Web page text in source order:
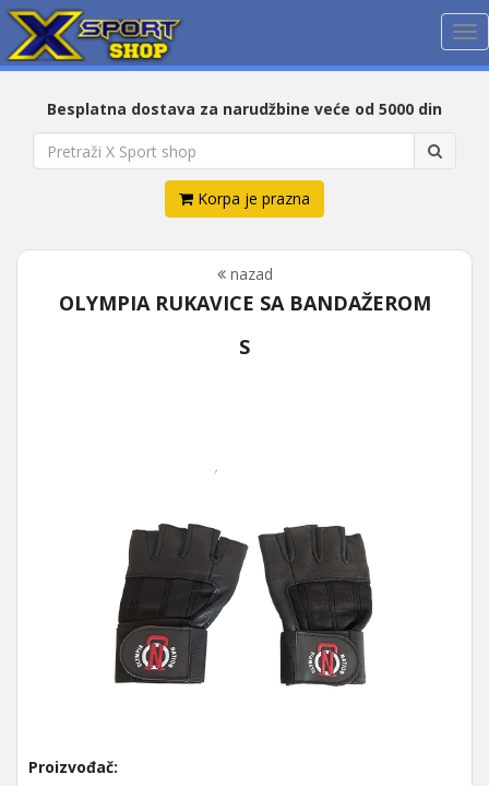
Besplatna dostava za narudžbine veće od 5000 din
Korpa je prazna
nazad
OLYMPIA RUKAVICE SA BANDAŽEROM
S
Proizvođač: